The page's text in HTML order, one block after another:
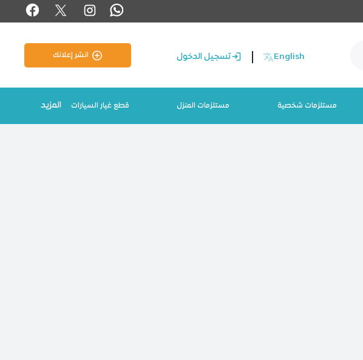
English تسجيل الدخول انشر إعلانك
مستلزمات شخصية مستلزمات المنزل قطع غيار السيارات المزيد